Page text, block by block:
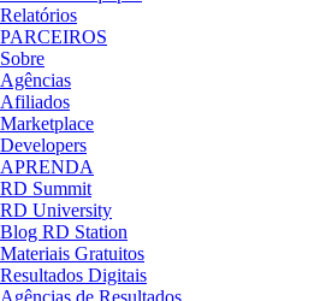
Relatórios
PARCEIROS
Sobre
Agências
Afiliados
Marketplace
Developers
APRENDA
RD Summit
RD University
Blog RD Station
Materiais Gratuitos
Resultados Digitais
Agências de Resultados